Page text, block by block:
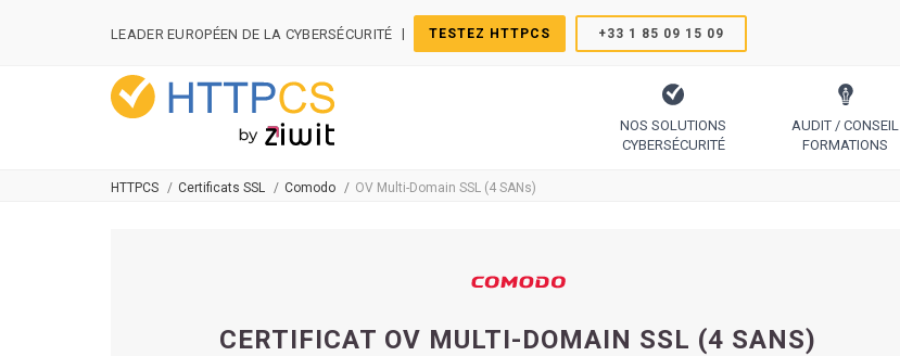
LEADER EUROPÉEN DE LA CYBERSÉCURITÉ | TESTEZ HTTPCS +33 1 85 09 15 09
NOS SOLUTIONS
CYBERSÉCURITÉ
AUDIT / CONSEIL
FORMATIONS
HTTPCS Certificats SSL Comodo OV Multi-Domain SSL (4 SANs)
CERTIFICAT OV MULTI-DOMAIN SSL (4 SANS)